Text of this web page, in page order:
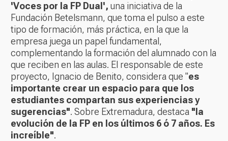
'Voces por la FP Dual', una iniciativa de la
Fundación Betelsmann, que toma el pulso a este
tipo de formación, más práctica, en la que la
empresa juega un papel fundamental,
complementando la formación del alumnado con la
que reciben en las aulas. El responsable de este
proyecto, Ignacio de Benito, considera que "es
importante crear un espacio para que los
estudiantes compartan sus experiencias y
sugerencias". Sobre Extremadura, destaca "la
evolución de la FP en los últimos 6 ó 7 años. Es
increíble".